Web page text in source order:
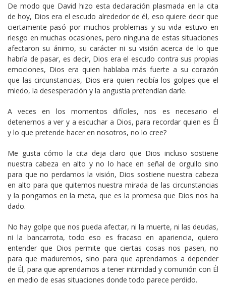
De modo que David hizo esta declaración plasmada en la cita
de hoy, Dios era el escudo alrededor de él, eso quiere decir que
ciertamente pasó por muchos problemas y su vida estuvo en
riesgo en muchas ocasiones, pero ninguna de estas situaciones
afectaron su ánimo, su carácter ni su visión acerca de lo que
habría de pasar, es decir, Dios era el escudo contra sus propias
emociones, Dios era quien hablaba más fuerte a su corazón
que las circunstancias, Dios era quien recibía los golpes que el
miedo, la desesperación y la angustia pretendían darle.
A veces en los momentos difíciles, nos es necesario el
detenernos a ver y a escuchar a Dios, para recordar quien es Él
y lo que pretende hacer en nosotros, no lo cree?
Me gusta cómo la cita deja claro que Dios incluso sostiene
nuestra cabeza en alto y no lo hace en señal de orgullo sino
para que no perdamos la visión, Dios sostiene nuestra cabeza
en alto para que quitemos nuestra mirada de las circunstancias
y la pongamos en la meta, que es la promesa que Dios nos ha
dado.
No hay golpe que nos pueda afectar, ni la muerte, ni las deudas,
ni la bancarrota, todo eso es fracaso en apariencia, quiero
entender que Dios permite que ciertas cosas nos pasen, no
para que maduremos, sino para que aprendamos a depender
de Él, para que aprendamos a tener intimidad y comunión con Él
en medio de esas situaciones donde todo parece perdido.